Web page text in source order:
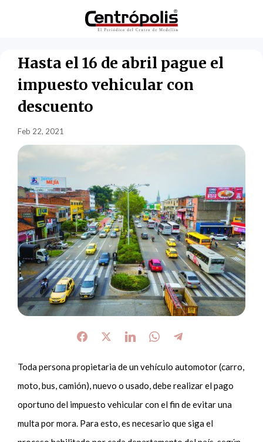
Hasta el 16 de abril pague el
impuesto vehicular con
descuento
Feb 22, 2021
Toda persona propietaria de un vehículo automotor (carro,
moto, bus, camión), nuevo o usado, debe realizar el pago
oportuno del impuesto vehicular con el fin de evitar una
multa por mora. Para esto, es necesario que siga el